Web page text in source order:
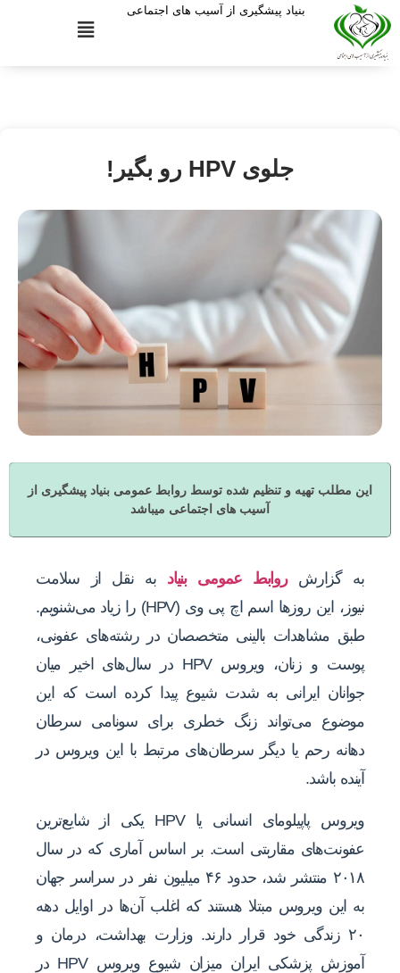
بنیاد پیشگیری از آسیب های اجتماعی
جلوی HPV رو بگیر!
این مطلب تهیه و تنظیم شده توسط روابط عمومی بنیاد پیشگیری از
آسیب های اجتماعی میباشد
به گزارشروابط عمومی بنیاد به نقل از سلامت
نیوز، این روزها اسم اچ پی وی (HPV) را زیاد می‌شنویم.
طبق مشاهدات بالینی متخصصان در رشته‌های عفونی،
پوست و زنان، ویروس HPV در سال‌های اخیر میان
جوانان ایرانی به شدت شیوع پیدا کرده است که این
موضوع می‌تواند زنگ خطری برای سونامی سرطان
دهانه رحم یا دیگر سرطان‌های مرتبط با این ویروس در
آینده باشد.
ویروس پاپیلومای انسانی یا HPV یکی از شایع‌ترین
عفونت‌های مقاربتی است. بر اساس آماری که در سال
۲۰۱۸ منتشر شد، حدود ۴۶ میلیون نفر در سراسر جهان
به این ویروس مبتلا هستند که اغلب آن‌ها در اوایل دهه
۲۰ زندگی خود قرار دارند. وزارت بهداشت، درمان و
آموزش پزشکی ایران میزان شیوع ویروس HPV در